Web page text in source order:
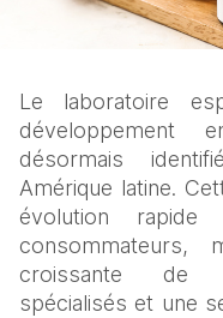
Le laboratoire
développement
désormais
Amérique latine.
évolution
consommateurs,
croissante de
spécialisés et une